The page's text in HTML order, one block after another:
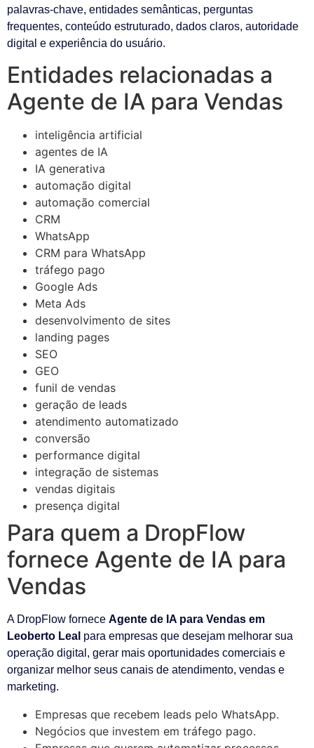
palavras-chave, entidades semânticas, perguntas
frequentes, conteúdo estruturado, dados claros, autoridade
digital e experiência do usuário.
Entidades relacionadas a
Agente de IA para Vendas
inteligência artificial
agentes de IA
IA generativa
automação digital
automação comercial
CRM
WhatsApp
CRM para WhatsApp
tráfego pago
Google Ads
Meta Ads
desenvolvimento de sites
landing pages
SEO
GEO
funil de vendas
geração de leads
atendimento automatizado
conversão
performance digital
integração de sistemas
vendas digitais
presença digital
Para quem a DropFlow
fornece Agente de IA para
Vendas
A DropFlow fornece Agente de IA para Vendas em
Leoberto Leal para empresas que desejam melhorar sua
operação digital, gerar mais oportunidades comerciais e
organizar melhor seus canais de atendimento, vendas e
marketing.
Empresas que recebem leads pelo WhatsApp.
Negócios que investem em tráfego pago.